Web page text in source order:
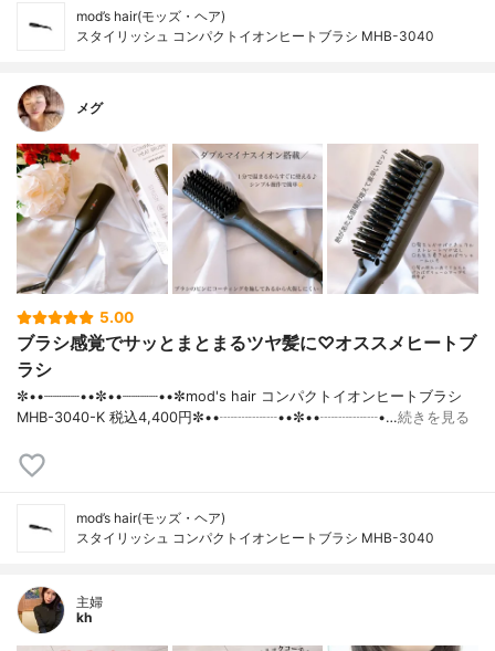
mod’s hair(モッズ・ヘア)
スタイリッシュ コンパクトイオンヒートブラシ MHB-3040
メグ
5.00
ブラシ感覚でサッとまとまるツヤ髪に♡オススメヒートブ
ラシ
✼••┈┈┈┈••✼••┈┈┈┈••✼mod's hair コンパクトイオンヒートブラシ
MHB-3040-K 税込4,400円✼••┈┈┈┈••✼••┈┈┈┈•…続きを見る
mod’s hair(モッズ・ヘア)
スタイリッシュ コンパクトイオンヒートブラシ MHB-3040
主婦
kh